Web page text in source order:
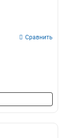
Сравнить